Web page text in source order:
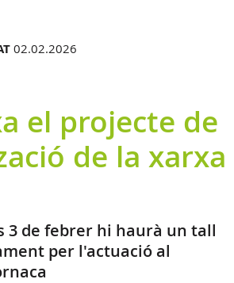
02.02.2026
el projecte de
de la xarxa
3 de febrer hi haurà un tall
per l'actuació al